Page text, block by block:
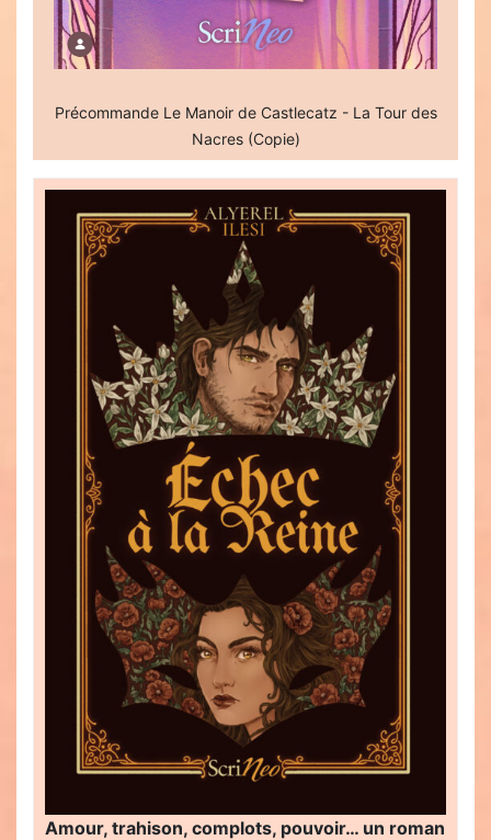
Précommande Le Manoir de Castlecatz - La Tour des
Nacres (Copie)
Amour, trahison, complots, pouvoir… un roman